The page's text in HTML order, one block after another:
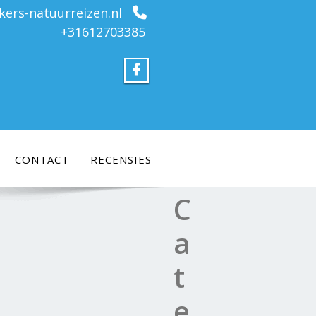
natuurreizen.nl
+31612703385
CONTACT RECENSIES
C
a
t